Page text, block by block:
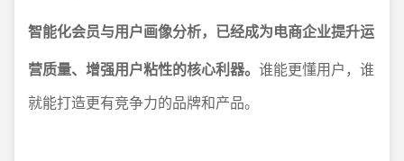
智能化会员与用户画像分析，已经成为电商企业提升运
营质量、增强用户粘性的核心利器。 谁能更懂用户，谁
就能打造更有竞争力的品牌和产品。